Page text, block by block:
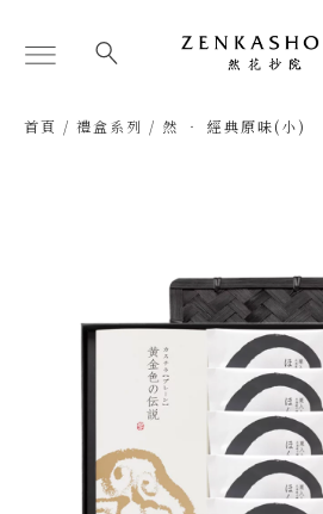
Flyout
Menu
首頁 / 禮盒系列 / 然 ‧ 經典原味(小)